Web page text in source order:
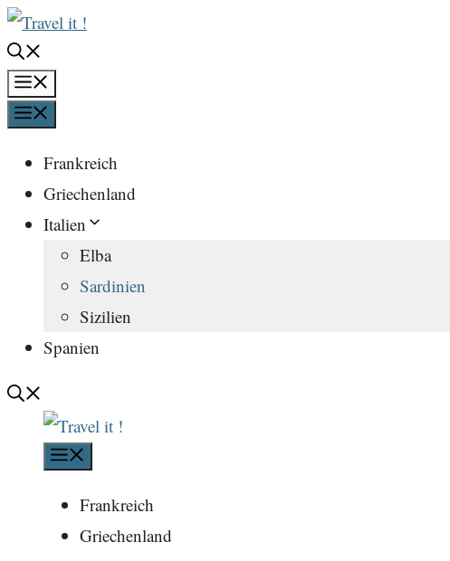
Zum
Inhalt
springen
Frankreich
Griechenland
Italien
Elba
Sardinien
Sizilien
Spanien
Frankreich
Griechenland